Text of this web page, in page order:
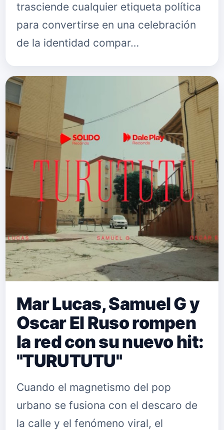
trasciende cualquier etiqueta política
para convertirse en una celebración
de la identidad compar…
Mar Lucas, Samuel G y
Oscar El Ruso rompen
la red con su nuevo hit:
"TURUTUTU"
Cuando el magnetismo del pop
urbano se fusiona con el descaro de
la calle y el fenómeno viral, el